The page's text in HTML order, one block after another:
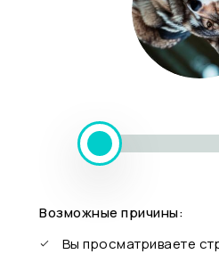
Возможные причины:
Вы просматриваете